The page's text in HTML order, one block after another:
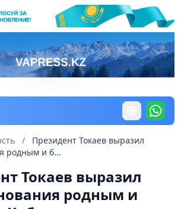
/
Президент Токаев выразил
родным и б...
Токаев выразил
родным и